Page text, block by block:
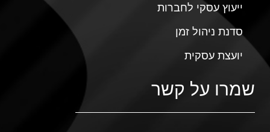
ייעוץ עסקי לחברות
סדנת ניהול זמן
יועצת עסקית
שמרו על קשר